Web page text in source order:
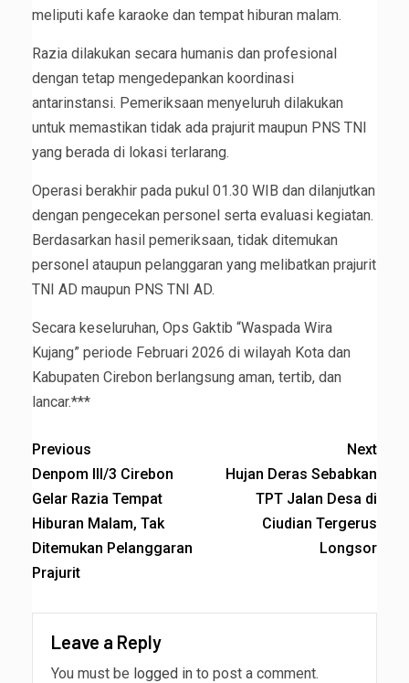
meliputi kafe karaoke dan tempat hiburan malam.
Razia dilakukan secara humanis dan profesional
dengan tetap mengedepankan koordinasi
antarinstansi. Pemeriksaan menyeluruh dilakukan
untuk memastikan tidak ada prajurit maupun PNS TNI
yang berada di lokasi terlarang.
Operasi berakhir pada pukul 01.30 WIB dan dilanjutkan
dengan pengecekan personel serta evaluasi kegiatan.
Berdasarkan hasil pemeriksaan, tidak ditemukan
personel ataupun pelanggaran yang melibatkan prajurit
TNI AD maupun PNS TNI AD.
Secara keseluruhan, Ops Gaktib “Waspada Wira
Kujang” periode Februari 2026 di wilayah Kota dan
Kabupaten Cirebon berlangsung aman, tertib, dan
lancar.***
Previous
Denpom III/3 Cirebon
Gelar Razia Tempat
Hiburan Malam, Tak
Ditemukan Pelanggaran
Prajurit
Next
Hujan Deras Sebabkan
TPT Jalan Desa di
Ciudian Tergerus
Longsor
Leave a Reply
You must be logged in to post a comment.